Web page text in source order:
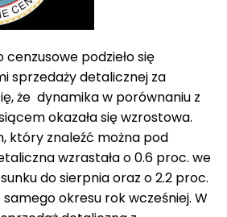
podzieło się
sprzedaży detalicznej za
że dynamika w porównaniu z
okazała się wzrostowa.
który znaleźć można pod
wzrastała o 0.6 proc. we
do sierpnia oraz o 2.2 proc.
okresu rok wcześniej. W